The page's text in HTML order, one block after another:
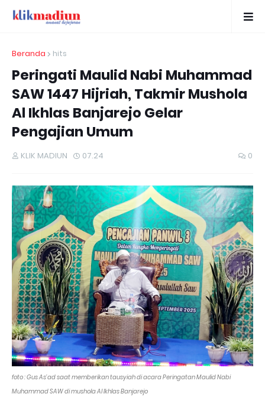
Beranda hits
Peringati Maulid Nabi Muhammad
SAW 1447 Hijriah, Takmir Mushola
Al Ikhlas Banjarejo Gelar
Pengajian Umum
KLIK MADIUN 07.24 0
foto : Gus As'ad saat memberikan tausyiah di acara Peringatan Maulid Nabi
Muhammad SAW di mushola Al Ikhlas Banjarejo